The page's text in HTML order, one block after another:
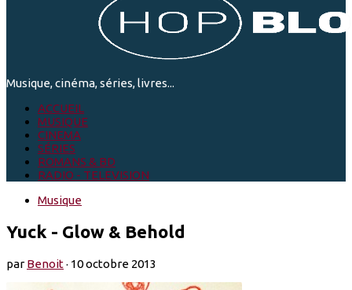
Musique, cinéma, séries, livres...
ACCUEIL
MUSIQUE
CINEMA
SÉRIES
ROMANS & BD
RADIO - TELEVISION
Musique
Yuck - Glow & Behold
parBenoit· 10 octobre 2013